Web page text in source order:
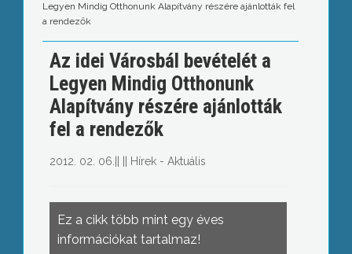
Legyen Mindig Otthonunk Alapítvány részére ajánlották fel
a rendezők
Az idei Városbál bevételét a
Legyen Mindig Otthonunk
Alapítvány részére ajánlották
fel a rendezők
2012. 02. 06. Hírek - Aktuális
Ez a cikk több mint egy éves
információkat tartalmaz!